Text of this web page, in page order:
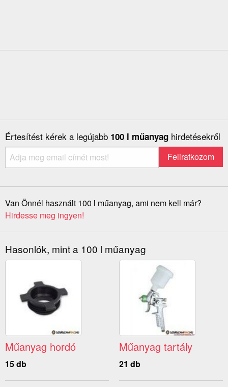
Értesítést kérek a legújabb 100 l műanyag hirdetésekről
Van Önnél használt 100 l műanyag, ami nem kell már?
Hirdesse meg ingyen!
Hasonlók, mint a 100 l műanyag
Műanyag hordó
15 db
Műanyag tartály
21 db